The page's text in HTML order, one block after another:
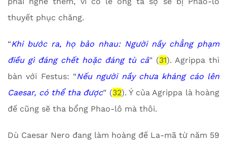
thuyết phục chăng.
“Khi bước ra, họ bảo nhau: Người nầy chẳng phạm
điều gì đáng chết hoặc đáng tù cả” (31). Agrippa thì
bàn với Festus: “Nếu người nầy chưa kháng cáo lên
Caesar, có thể tha được” (32). Ý của Agrippa là hoàng
đế cũng sẽ tha bổng Phao-lô mà thôi.
Dù Caesar Nero đang làm hoàng đế La-mã từ năm 59